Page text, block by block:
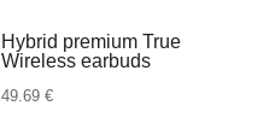
Hybrid premium True
Wireless earbuds
49.69€